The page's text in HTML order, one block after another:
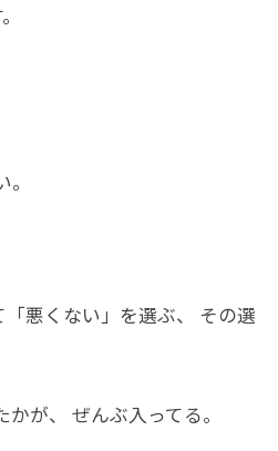
「悪くない」を選ぶ、 その選
かが、 ぜんぶ入ってる。